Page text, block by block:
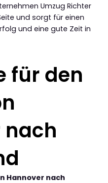
Umzug Richter
und sorgt für einen
und eine gute Zeit in
für den
nach
Hannover nach